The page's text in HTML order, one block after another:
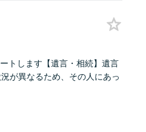
トします【遺言・相続】遺言
が異なるため、その人にあっ